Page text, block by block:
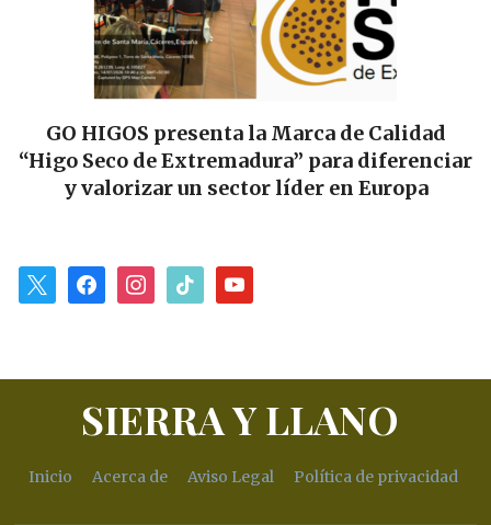
GO HIGOS presenta la Marca de Calidad
“Higo Seco de Extremadura” para diferenciar
y valorizar un sector líder en Europa
facebookinstagram
tiktok youtube
SIERRA Y LLANO
Inicio Acerca de Aviso Legal Política de privacidad